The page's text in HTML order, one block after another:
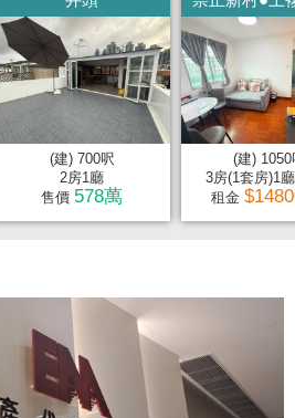
(建) 700呎
2房1廳
售價 578萬
(建) 1050
3房(1套房)1
租金